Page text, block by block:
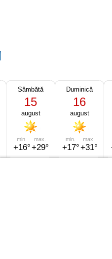
Sâmbătă
15
august
min.
+16°
max.
+29°
Duminică
16
august
min.
+17°
max.
+31°